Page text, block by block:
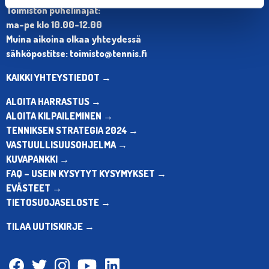
Toimiston puhelinajat:
ma-pe klo 10.00-12.00
Muina aikoina olkaa yhteydessä
sähköpostitse: toimisto@tennis.fi
KAIKKI YHTEYSTIEDOT →
ALOITA HARRASTUS →
ALOITA KILPAILEMINEN →
TENNIKSEN STRATEGIA 2024 →
VASTUULLISUUSOHJELMA →
KUVAPANKKI →
FAQ – USEIN KYSYTYT KYSYMYKSET →
EVÄSTEET →
TIETOSUOJASELOSTE →
TILAA UUTISKIRJE →